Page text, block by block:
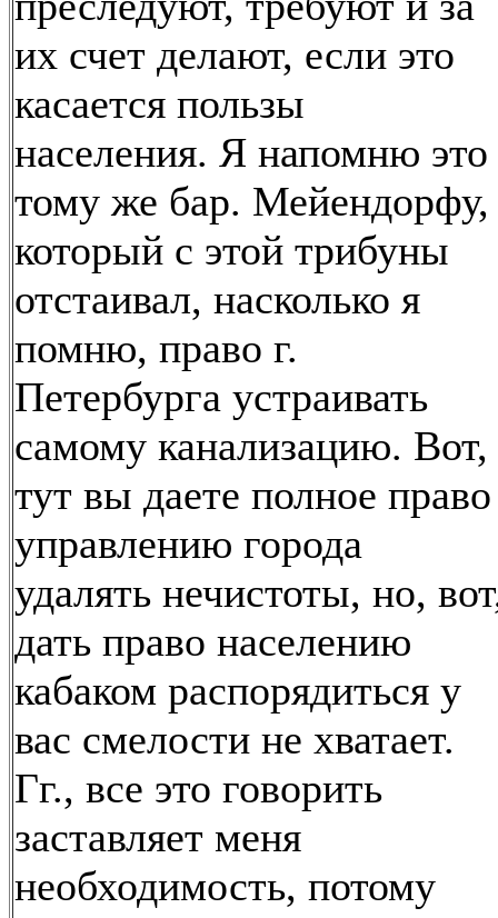
их счет делают, если это
касается пользы
населения. Я напомню это
тому же бар. Мейендорфу,
который с этой трибуны
отстаивал, насколько я
помню, право г.
Петербурга устраивать
самому канализацию. Вот,
тут вы даете полное право
управлению города
удалять нечистоты, но,
дать право населению
кабаком распорядиться у
вас смелости не хватает.
Гг., все это говорить
заставляет меня
необходимость, потому